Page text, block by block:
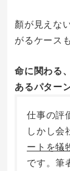
顏が見えな
がるケース
命に関わる
あるパター
仕事の評
しかし会
ートを犠
です。筆